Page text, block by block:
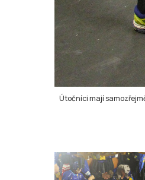
Útočníci mají